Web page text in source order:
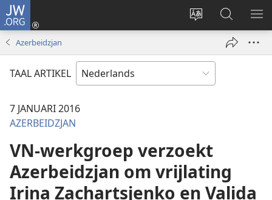
JW.ORG
Taal
wijzigen
Inloggen
(opent
Zoeken
op
JW.ORG
Azerbeidzjan
TAAL ARTIKEL
7 JANUARI 2016
AZERBEIDZJAN
VN-werkgroep verzoekt
Azerbeidzjan om vrijlating
Irina Zachartsjenko en Valida